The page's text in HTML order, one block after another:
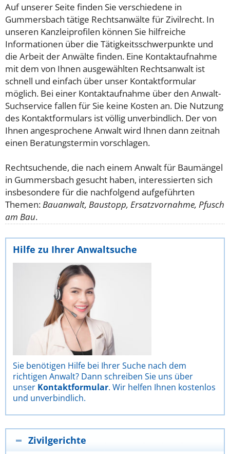
Auf unserer Seite finden Sie verschiedene in
Gummersbach tätige Rechtsanwälte für Zivilrecht. In
unseren Kanzleiprofilen können Sie hilfreiche
Informationen über die Tätigkeitsschwerpunkte und
die Arbeit der Anwälte finden. Eine Kontaktaufnahme
mit dem von Ihnen ausgewählten Rechtsanwalt ist
schnell und einfach über unser Kontaktformular
möglich. Bei einer Kontaktaufnahme über den Anwalt-
Suchservice fallen für Sie keine Kosten an. Die Nutzung
des Kontaktformulars ist völlig unverbindlich. Der von
Ihnen angesprochene Anwalt wird Ihnen dann zeitnah
einen Beratungstermin vorschlagen.
Rechtsuchende, die nach einem Anwalt für Baumängel
in Gummersbach gesucht haben, interessierten sich
insbesondere für die nachfolgend aufgeführten
Themen: Bauanwalt, Baustopp, Ersatzvornahme, Pfusch
am Bau.
Hilfe zu Ihrer Anwaltsuche
Sie benötigen Hilfe bei Ihrer Suche nach dem
richtigen Anwalt? Dann schreiben Sie uns über
unser Kontaktformular. Wir helfen Ihnen kostenlos
und unverbindlich.
Zivilgerichte